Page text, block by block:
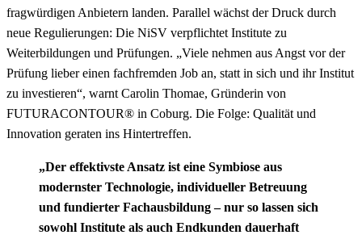
fragwürdigen Anbietern landen. Parallel wächst der Druck durch
neue Regulierungen: Die NiSV verpflichtet Institute zu
Weiterbildungen und Prüfungen. „Viele nehmen aus Angst vor der
Prüfung lieber einen fachfremden Job an, statt in sich und ihr Institut
zu investieren“, warnt Carolin Thomae, Gründerin von
FUTURACONTOUR® in Coburg. Die Folge: Qualität und
Innovation geraten ins Hintertreffen.
„Der effektivste Ansatz ist eine Symbiose aus
modernster Technologie, individueller Betreuung
und fundierter Fachausbildung – nur so lassen sich
sowohl Institute als auch Endkunden dauerhaft